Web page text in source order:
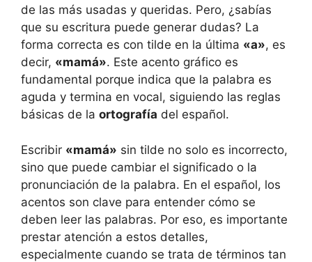
de las más usadas y queridas. Pero, ¿sabías
que su escritura puede generar dudas? La
forma correcta es con tilde en la última «a», es
decir, «mamá». Este acento gráfico es
fundamental porque indica que la palabra es
aguda y termina en vocal, siguiendo las reglas
básicas de la ortografía del español.
Escribir «mamá» sin tilde no solo es incorrecto,
sino que puede cambiar el significado o la
pronunciación de la palabra. En el español, los
acentos son clave para entender cómo se
deben leer las palabras. Por eso, es importante
prestar atención a estos detalles,
especialmente cuando se trata de términos tan